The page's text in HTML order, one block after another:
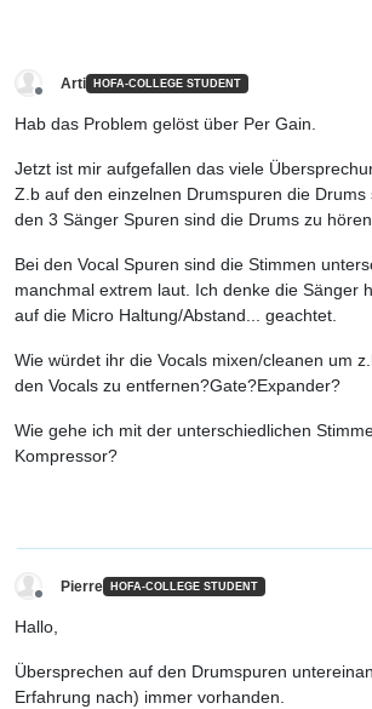
Arti HOFA-COLLEGE STUDENT
Hab das Problem gelöst über Per Gain.
Jetzt ist mir aufgefallen das viele
Z.b auf den einzelnen Drumspuren die
den 3 Sänger Spuren sind die Drums zu hören.
Bei den Vocal Spuren sind die Stimmen
manchmal extrem laut. Ich denke die Sänger
auf die Micro Haltung/Abstand... geachtet.
Wie würdet ihr die Vocals mixen/cleanen um
den Vocals zu entfernen?Gate?Expander?
Wie gehe ich mit der unterschiedlichen
Kompressor?
Pierre HOFA-COLLEGE STUDENT
Hallo,
Übersprechen auf den Drumspuren
Erfahrung nach) immer vorhanden.